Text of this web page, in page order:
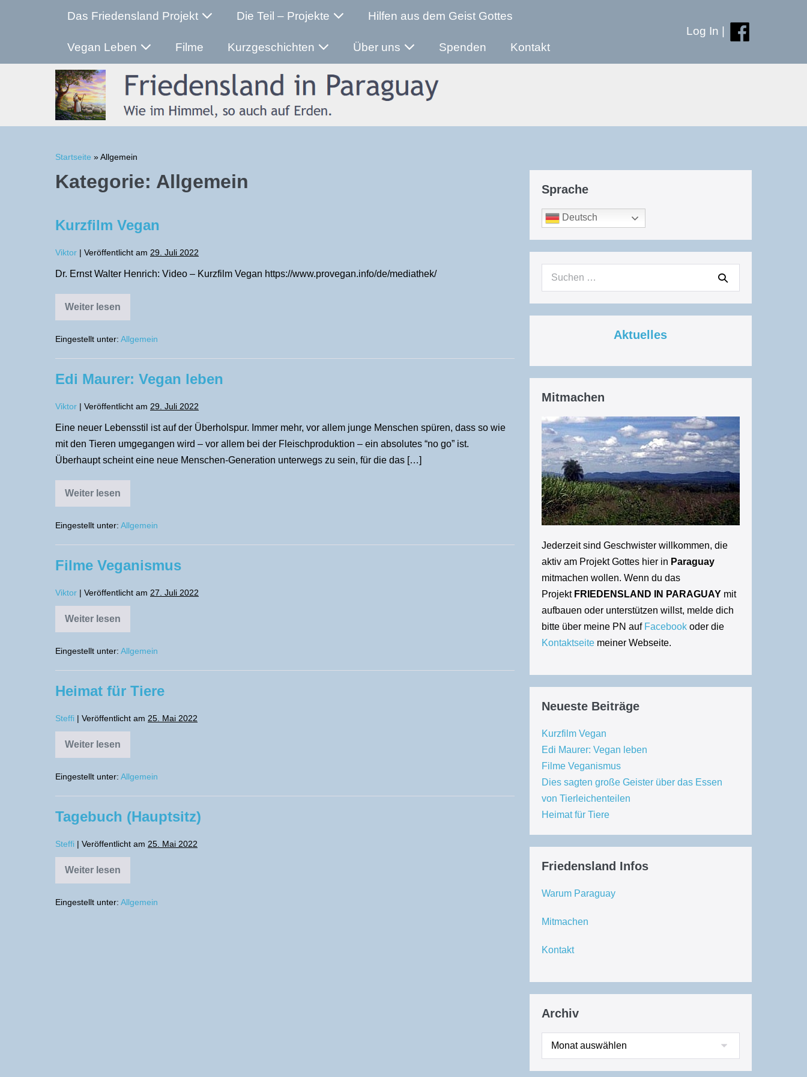
Das Friedensland Projekt Die Teil – Projekte Hilfen aus dem Geist Gottes
Vegan Leben Filme Kurzgeschichten Über uns Spenden Kontakt
Log In
Startseite »Allgemein
Kategorie: Allgemein
Kurzfilm Vegan
Viktor | Veröffentlicht am 29. Juli 2022
Dr. Ernst Walter Henrich: Video – Kurzfilm Vegan https://www.provegan.info/de/mediathek/
Weiter lesen
Kurzfilm
Vegan
Eingestellt unter: Allgemein
Edi Maurer: Vegan leben
Viktor | Veröffentlicht am 29. Juli 2022
Eine neuer Lebensstil ist auf der Überholspur. Immer mehr, vor allem junge Menschen spüren, dass so wie
mit den Tieren umgegangen wird – vor allem bei der Fleischproduktion – ein absolutes “no go” ist.
Überhaupt scheint eine neue Menschen-Generation unterwegs zu sein, für die das […]
Weiter lesen
Edi
Maurer:
leben
Eingestellt unter: Allgemein
Filme Veganismus
Viktor | Veröffentlicht am 27. Juli 2022
Weiter lesen
Filme
Veganismus
Eingestellt unter: Allgemein
Heimat für Tiere
Steffi | Veröffentlicht am 25. Mai 2022
Weiter lesen
Heimat
für
Eingestellt unter: Allgemein
Tagebuch (Hauptsitz)
Steffi | Veröffentlicht am 25. Mai 2022
Weiter lesen
Tagebuch
(Hauptsitz)
Eingestellt unter: Allgemein
Sprache
Deutsch
Suchen
Aktuelles
Mitmachen
Jederzeit sind Geschwister willkommen, die
aktiv am Projekt Gottes hier in Paraguay
mitmachen wollen. Wenn du das
Projekt FRIEDENSLAND IN PARAGUAYmit
aufbauen oder unterstützen willst, melde dich
bitte über meine PN auf Facebook oder die
Kontaktseite meiner Webseite.
Neueste Beiträge
Kurzfilm Vegan
Edi Maurer: Vegan leben
Filme Veganismus
Dies sagten große Geister über das Essen
von Tierleichenteilen
Heimat für Tiere
Friedensland Infos
Warum Paraguay
Mitmachen
Kontakt
Archiv
Archiv